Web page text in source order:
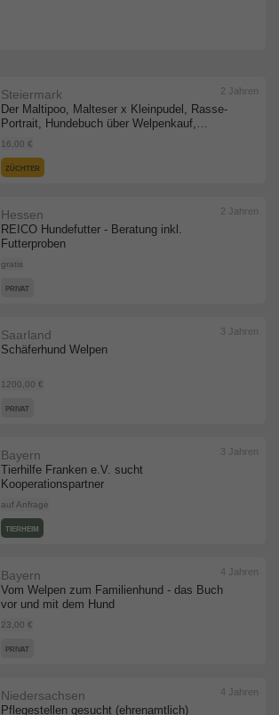
Der Maltipoo, Malteser x Kleinpudel, Rasse-
Portrait, Hundebuch über Welpenkauf,
Hundekauf, Gesundheit, Haltung & Züchter:
Hundebuch für Anfänger vom ... Fakten,
Wesensmerkmale Charakter und mehr
Taschenbuch
Steiermark
16,00 €
2 Jahren
ZÜCHTER
REICO Hundefutter - Beratung inkl.
Futterproben
Hessen
gratis
2 Jahren
PRIVAT
Schäferhund Welpen
Saarland
1200,00 €
3 Jahren
PRIVAT
Tierhilfe Franken e.V. sucht
Kooperationspartner
Bayern
auf Anfrage
3 Jahren
TIERHEIM
Vom Welpen zum Familienhund - das Buch
vor und mit dem Hund
Bayern
23,00 €
4 Jahren
PRIVAT
Pflegestellen gesucht (ehrenamtlich)
Niedersachsen 4 Jahren